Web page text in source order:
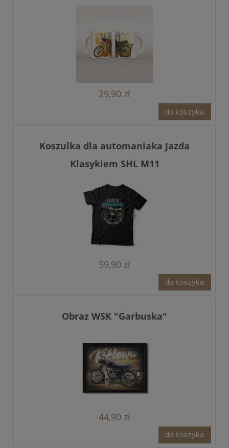
29,90 zł
do koszyka
Koszulka dla automaniaka Jazda
Klasykiem SHL M11
59,90 zł
do koszyka
Obraz WSK "Garbuska"
44,90 zł
do koszyka